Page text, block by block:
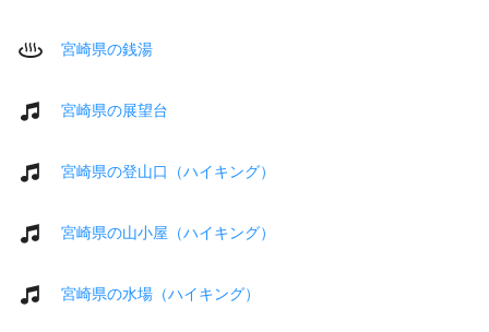
宮崎県の銭湯
宮崎県の展望台
宮崎県の登山口（ハイキング）
宮崎県の山小屋（ハイキング）
宮崎県の水場（ハイキング）